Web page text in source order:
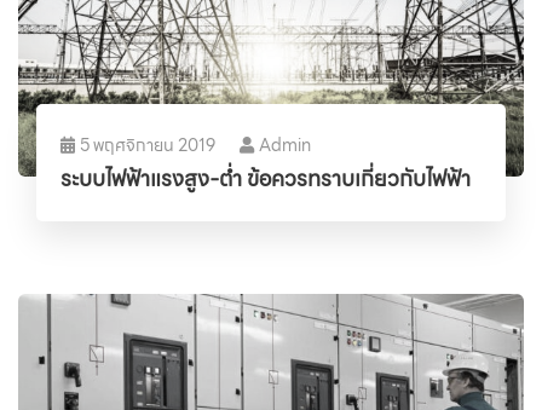
5 พฤศจิกายน 2019 Admin
ระบบไฟฟ้าแรงสูง-ต่ำ ข้อควรทราบเกี่ยวกับไฟฟ้า